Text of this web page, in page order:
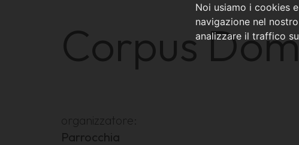
Noi usiamo i cookies
navigazione nel
analizzare il traffico
Corpus
organizzatore:
Parrocchia